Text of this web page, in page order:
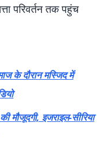
परिवर्तन तक पहुंच
के दौरान मस्जिद में
मौजूदगी, इजराइल-सीरिया